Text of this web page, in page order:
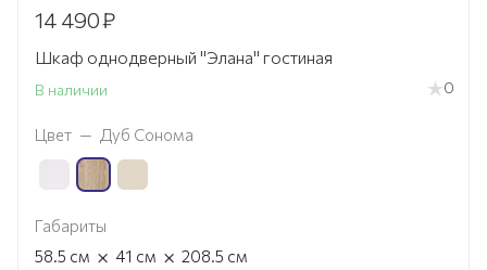
14 490₽
Шкаф однодверный "Элана" гостиная
В наличии 0
Цвет — Дуб Сонома
Габариты
58.5 см × 41 см × 208.5 см